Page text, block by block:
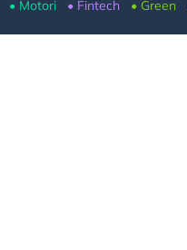
• Motori • Fintech • Green